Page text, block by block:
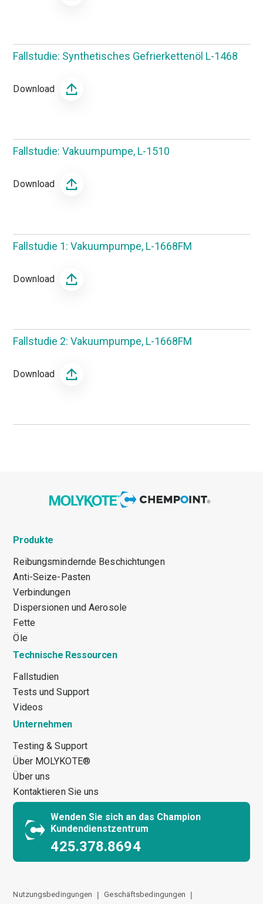
Fallstudie: Synthetisches Gefrierkettenöl L-1468
Download
Fallstudie: Vakuumpumpe, L-1510
Download
Fallstudie 1: Vakuumpumpe, L-1668FM
Download
Fallstudie 2: Vakuumpumpe, L-1668FM
Download
Produkte
Reibungsmindernde Beschichtungen
Anti-Seize-Pasten
Verbindungen
Dispersionen und Aerosole
Fette
Öle
Technische Ressourcen
Fallstudien
Tests und Support
Videos
Unternehmen
Testing & Support
Über MOLYKOTE®
Über uns
Kontaktieren Sie uns
Wenden Sie sich an das Champion
Kundendienstzentrum
425.378.8694
Nutzungsbedingungen Geschäftsbedingungen